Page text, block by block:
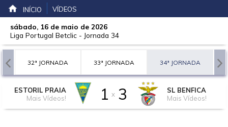
INÍCIO VÍDEOS
sábado, 16 de maio de 2026
Liga Portugal Betclic - Jornada 34
32ª JORNADA 33ª JORNADA 34ª JORNADA
ESTORIL PRAIA
Mais Vídeos!
1 x 3
SL BENFICA
Mais Vídeos!